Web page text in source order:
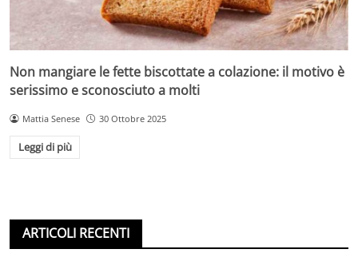
Non mangiare le fette biscottate a colazione: il motivo è
serissimo e sconosciuto a molti
Mattia Senese 30 Ottobre 2025
Leggi di più
ARTICOLI RECENTI